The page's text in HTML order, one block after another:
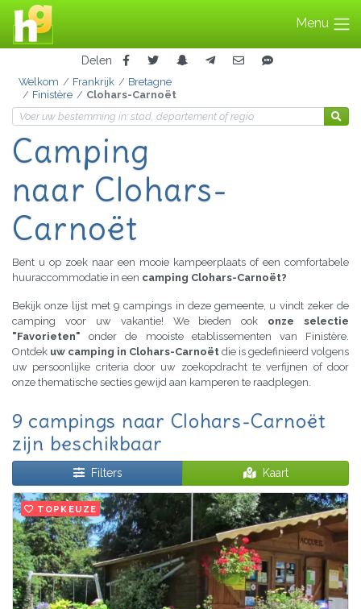
Menu
Delen
Welkom Frankrijk
Bretagne
Finistère
Clohars-Carnoët
Camping
naar Clohars-
Carnoët
Bent u op zoek naar een mooie kampeerplaats of een comfortabele
huuraccommodatie in een camping Clohars-Carnoët?
Bekijk onze lijst met 9 campings in deze gemeente, u vindt zeker de
camping voor uw vakantie! We bieden ook onze selectie
"Favorieten" onder de mooiste etablissementen van Finistère.
Ontdek uw camping in Clohars-Carnoët die is gedefinieerd volgens
uw persoonlijke criteria door uw zoekopdracht te verfijnen of door
onze thematische secties gewijd aan kamperen te raadplegen.
9 campings naar Clohars-Carnoët
zijn beschikbaar
Filters Kaart
TOPKEUZE